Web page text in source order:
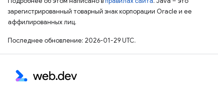
зарегистрированный товарный знак корпорации Oracle и ее
аффилированных лиц.
Последнее обновление: 2026-01-29 UTC.